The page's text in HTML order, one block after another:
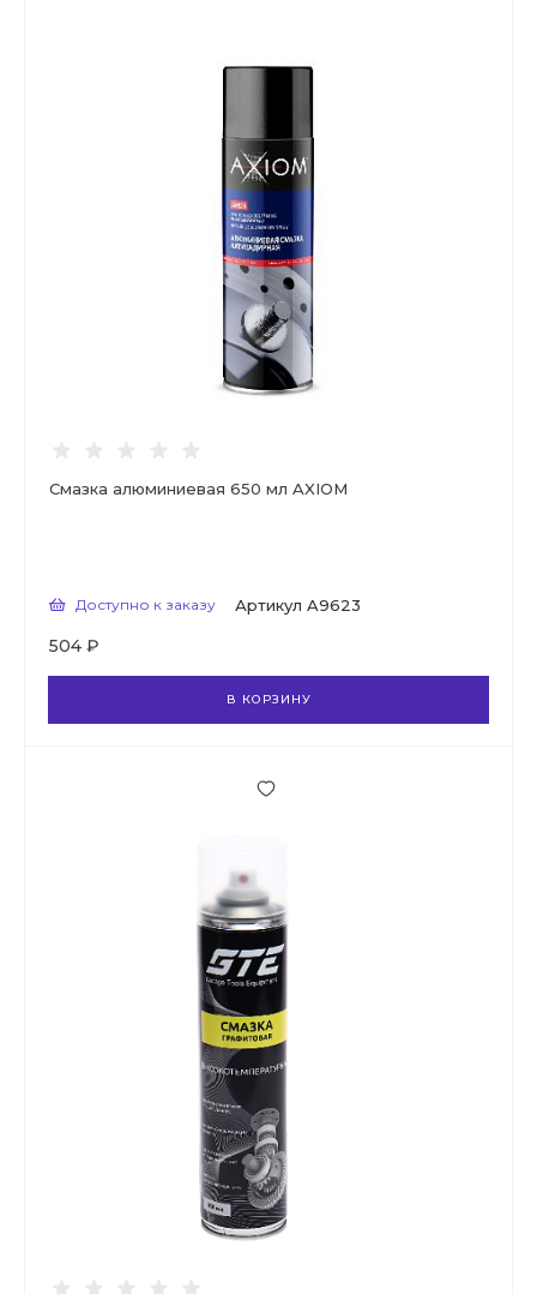
Смазка алюминиевая 650 мл AXIOM
Доступно к заказу Артикул A9623
504 ₽
В КОРЗИНУ